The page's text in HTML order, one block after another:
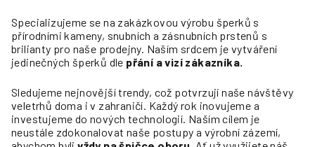
Specializujeme se na zakázkovou výrobu šperků s
přírodními kameny, snubních a zásnubních prstenů s
brilianty pro naše prodejny. Naším srdcem je vytváření
jedinečných šperků dle přání a vizí zákazníka.
Sledujeme nejnovější trendy, což potvrzují naše návštěvy
veletrhů doma i v zahraničí. Každý rok inovujeme a
investujeme do nových technologií. Naším cílem je
neustále zdokonalovat naše postupy a výrobní zázemí,